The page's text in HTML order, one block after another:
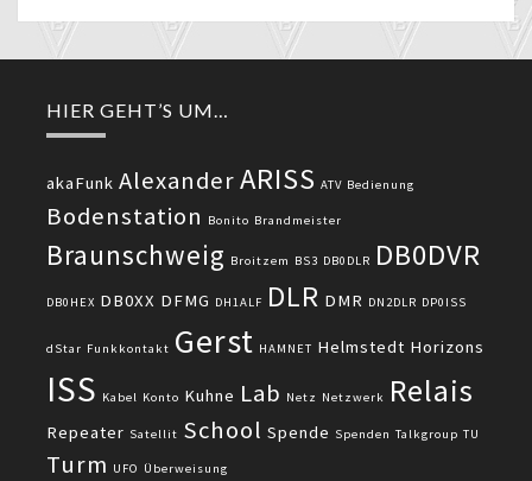
HIER GEHT’S UM…
akaFunk AlexanderARISS ATV Bedienung
Bodenstation Bonito Brandmeister
Braunschweig Broitzem BS3 DB0DLR DB0DVR
DB0HEX DB0XX DFMG DH1ALF DLR DMR DN2DLR DP0ISS
dStar Funkkontakt Gerst HAMNET Helmstedt Horizons
ISS Kabel Konto Kuhne Lab Netz Netzwerk Relais
Repeater Satellit School Spende Spenden Talkgroup TU
Turm UFO Überweisung